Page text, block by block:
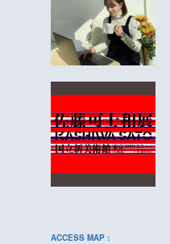
ACCESS MAP :